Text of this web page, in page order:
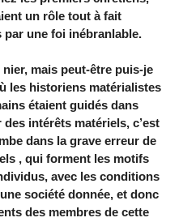
un rôle tout à fait
par une foi inébranlable.
mais peut-être puis-je
les historiens matérialistes
étaient guidés dans
intérêts matériels, c’est
dans la grave erreur de
, qui forment les motifs
avec les conditions
société donnée, et donc
des membres de cette